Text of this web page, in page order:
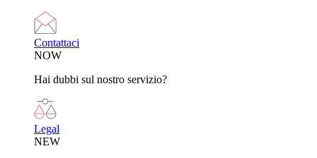
Contattaci
NOW
Hai dubbi sul nostro servizio?
Legal
NEW